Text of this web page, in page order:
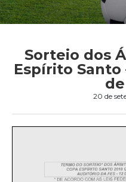
Sorteio dos
Espírito Santo
20 de